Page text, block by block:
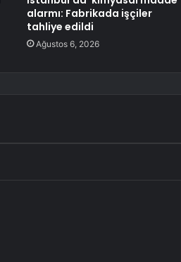
alarmı: Fabrikada işçiler
tahliye edildi
Ağustos 6, 2026